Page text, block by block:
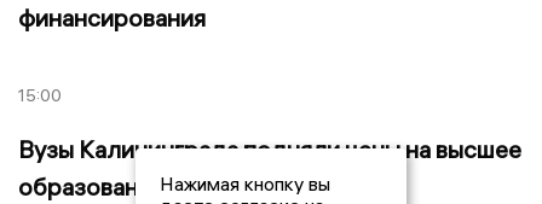
финансирования
15:00
Вузы Калининграда подняли цены на высшее
образование до 15%
Нажимая кнопку вы